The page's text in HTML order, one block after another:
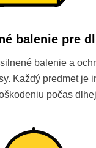
balenie pre
balenie a
Každý predmet je
počas